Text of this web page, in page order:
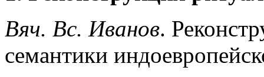
Вяч. Вс. Иванов.
семантики